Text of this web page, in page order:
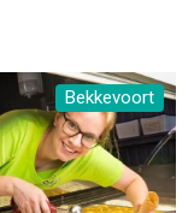
Bekkevoort